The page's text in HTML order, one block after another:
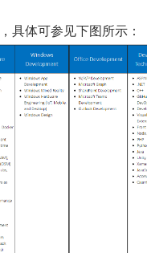
，具体可参见下图所示：